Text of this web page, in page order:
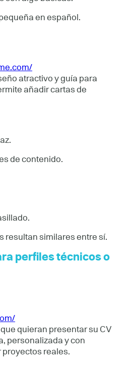
en español.
atractivo y guía para
añadir cartas de
de contenido.
resultan similares entre sí.
perfiles técnicos o
quieran presentar su CV
personalizada y con
proyectos reales.